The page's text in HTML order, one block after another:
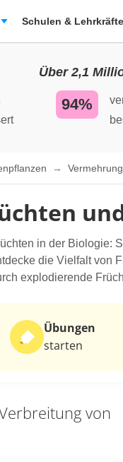
Schulen & Lehrkräfte
Über 2,1
94%
in der Biologie:
die Vielfalt von
explodierende
Übungen
starten
von